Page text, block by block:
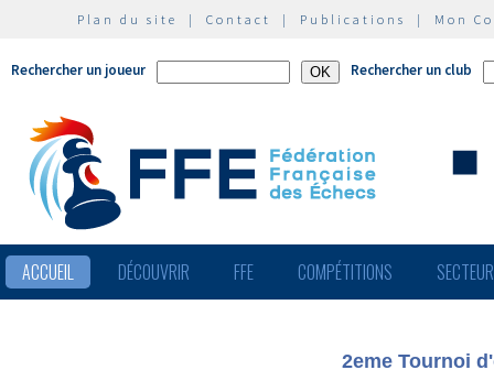
Plan du site | Contact | Publications | Mon
Rechercher un joueur Rechercher un club
ACCUEIL DÉCOUVRIR FFE COMPÉTITIONS
2eme Tournoi